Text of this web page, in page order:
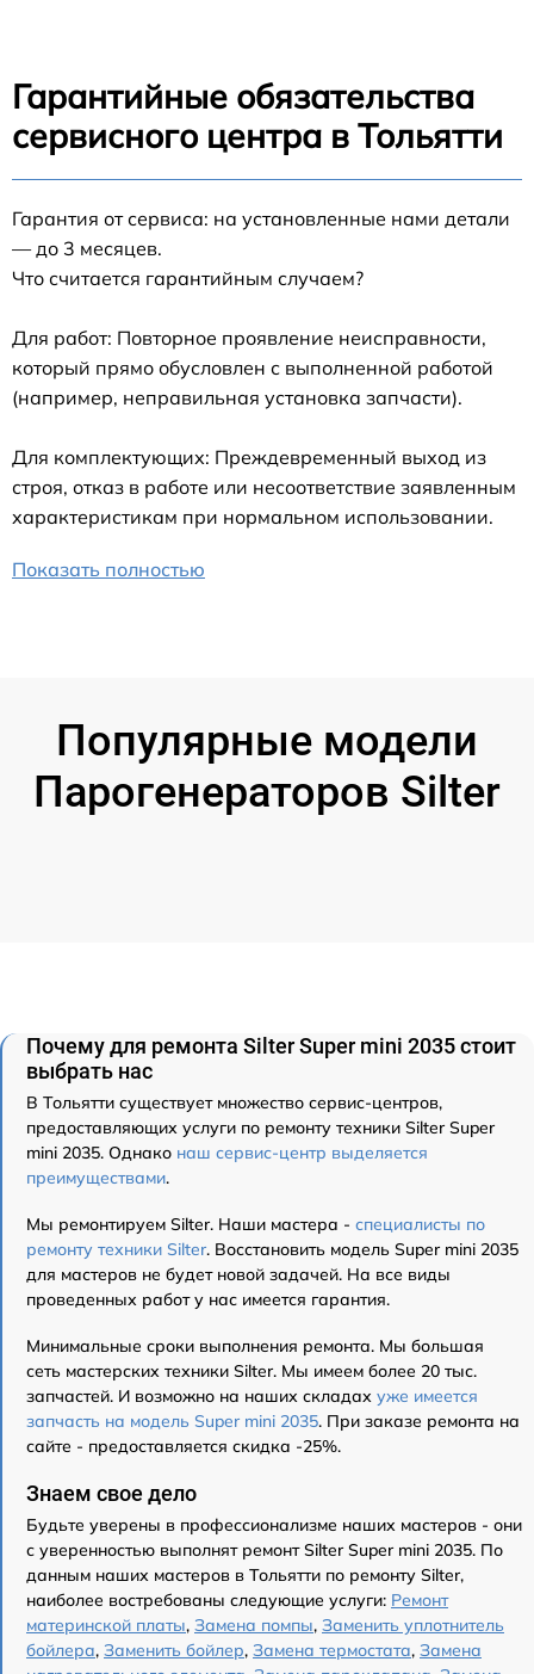
Гарантийные обязательства
сервисного центра в Тольятти
Гарантия от сервиса: на установленные нами детали
— до 3 месяцев.
Что считается гарантийным случаем?
Для работ: Повторное проявление неисправности,
который прямо обусловлен с выполненной работой
(например, неправильная установка запчасти).
Для комплектующих: Преждевременный выход из
строя, отказ в работе или несоответствие заявленным
характеристикам при нормальном использовании.
Показать полностью
Популярные модели
Парогенераторов Silter
Почему для ремонта Silter Super mini 2035 стоит
выбрать нас
В Тольятти существует множество сервис-центров,
предоставляющих услуги по ремонту техники Silter Super
mini 2035. Однако наш сервис-центр выделяется
преимуществами.
Мы ремонтируем Silter. Наши мастера - специалисты по
ремонту техники Silter. Восстановить модель Super mini 2035
для мастеров не будет новой задачей. На все виды
проведенных работ у нас имеется гарантия.
Минимальные сроки выполнения ремонта. Мы большая
сеть мастерских техники Silter. Мы имеем более 20 тыс.
запчастей. И возможно на наших складах уже имеется
запчасть на модель Super mini 2035. При заказе ремонта на
сайте - предоставляется скидка -25%.
Знаем свое дело
Будьте уверены в профессионализме наших мастеров - они
с уверенностью выполнят ремонт Silter Super mini 2035. По
данным наших мастеров в Тольятти по ремонту Silter,
наиболее востребованы следующие услуги: Ремонт
материнской платы, Замена помпы, Заменить уплотнитель
бойлера, Заменить бойлер, Замена термостата, Замена